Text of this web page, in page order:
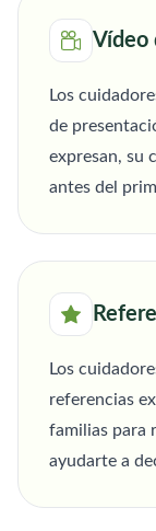
Vídeo
Los
de
expresan, su
antes del
Los
referencias
familias para
ayudarte a